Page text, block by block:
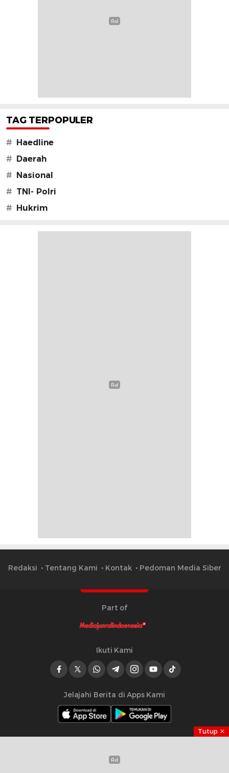
TAG TERPOPULER
#
Haedline
#
Daerah
#
Nasional
# TNI- Polri
#
Hukrim
Redaksi Tentang Kami Kontak Pedoman Media Siber
Part of
Ikuti Kami
Jelajahi Berita di Apps Kami
reserved
Tutup